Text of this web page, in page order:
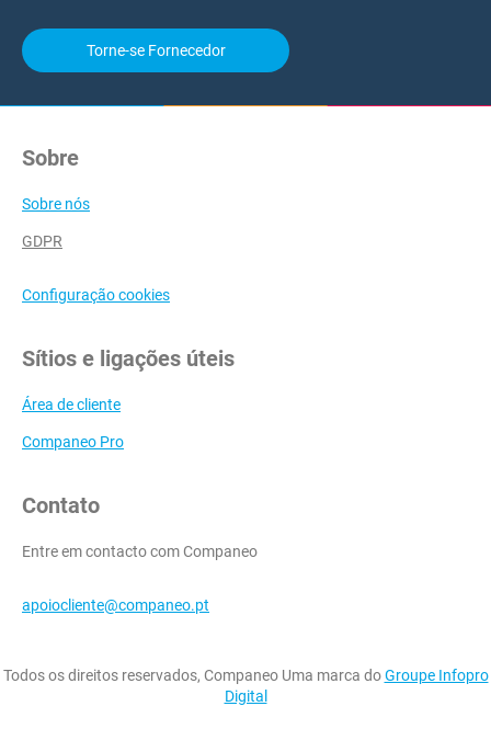
Torne-se Fornecedor
Sobre
Sobre nós
GDPR
Configuração cookies
Sítios e ligações úteis
Área de cliente
Companeo Pro
Contato
Entre em contacto com Companeo
apoiocliente@companeo.pt
Todos os direitos reservados, Companeo Uma marca doGroupe Infopro
Digital